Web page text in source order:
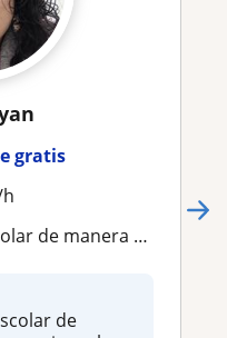
gratis
artisticas y creativas de los niños
de